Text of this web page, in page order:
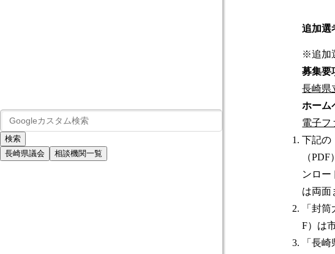
長崎県議会 相談機関一覧
追加選
※追加
募集要
長崎県
ホーム
電子フ
下記の
（
ンロー
は両面
「封
F）は
「長